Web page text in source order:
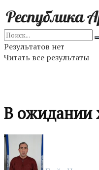
Результатов нет
Читать все результаты
В ожидании